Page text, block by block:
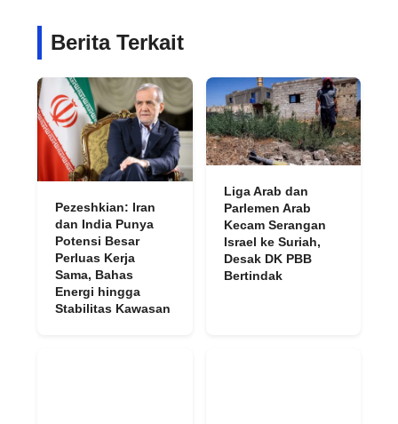
Berita Terkait
Pezeshkian: Iran
dan India Punya
Potensi Besar
Perluas Kerja
Sama, Bahas
Energi hingga
Stabilitas Kawasan
Liga Arab dan
Parlemen Arab
Kecam Serangan
Israel ke Suriah,
Desak DK PBB
Bertindak